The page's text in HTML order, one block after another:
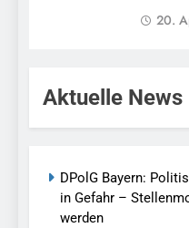
20.
Aktuelle News
DPolG Bayern:
in Gefahr –
werden